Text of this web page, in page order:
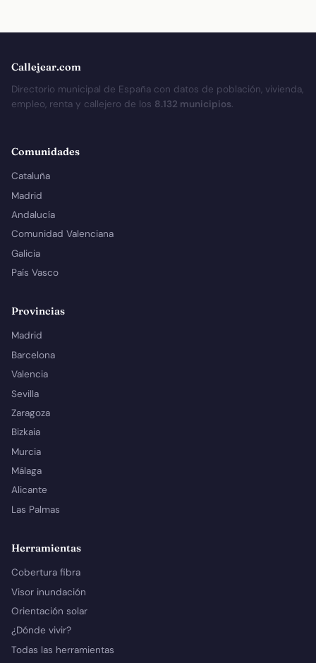
Callejear.com
Directorio municipal de España con datos de población, vivienda,
empleo, renta y callejero de los 8.132 municipios.
Comunidades
Cataluña
Madrid
Andalucía
Comunidad Valenciana
Galicia
País Vasco
Provincias
Madrid
Barcelona
Valencia
Sevilla
Zaragoza
Bizkaia
Murcia
Málaga
Alicante
Las Palmas
Herramientas
Cobertura fibra
Visor inundación
Orientación solar
¿Dónde vivir?
Todas las herramientas